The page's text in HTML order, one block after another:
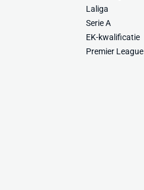
Laliga
Serie A
EK-kwalificatie
Premier League